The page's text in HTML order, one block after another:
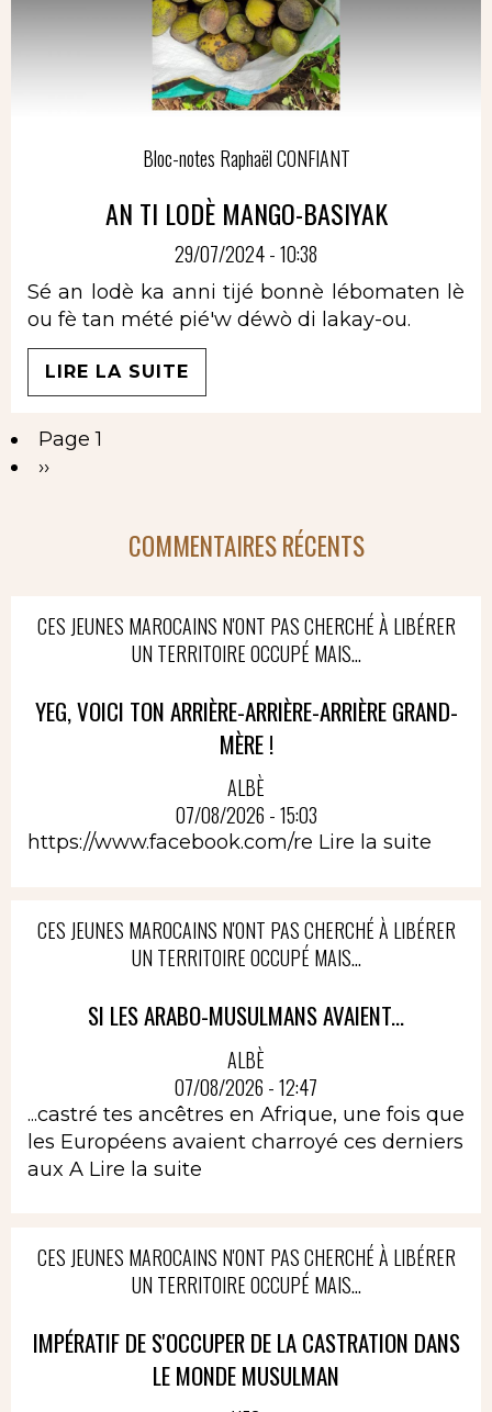
Bloc-notes Raphaël CONFIANT
AN TI LODÈ MANGO-BASIYAK
29/07/2024 - 10:38
Sé an lodè ka anni tijé bonnè lébomaten lè
ou fè tan mété pié'w déwò di lakay-ou.
LIRE LA SUITE
Pagination
Page 1
Page
››
COMMENTAIRES RÉCENTS
CES JEUNES MAROCAINS N'ONT PAS CHERCHÉ À LIBÉRER
UN TERRITOIRE OCCUPÉ MAIS...
YEG, VOICI TON ARRIÈRE-ARRIÈRE-ARRIÈRE GRAND-
MÈRE !
ALBÈ
07/08/2026 - 15:03
https://www.facebook.com/re Lire la suite
CES JEUNES MAROCAINS N'ONT PAS CHERCHÉ À LIBÉRER
UN TERRITOIRE OCCUPÉ MAIS...
SI LES ARABO-MUSULMANS AVAIENT...
ALBÈ
07/08/2026 - 12:47
...castré tes ancêtres en Afrique, une fois que
les Européens avaient charroyé ces derniers
aux A Lire la suite
CES JEUNES MAROCAINS N'ONT PAS CHERCHÉ À LIBÉRER
UN TERRITOIRE OCCUPÉ MAIS...
IMPÉRATIF DE S'OCCUPER DE LA CASTRATION DANS
LE MONDE MUSULMAN